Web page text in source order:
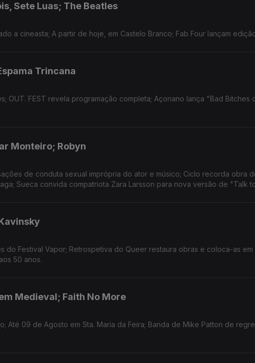
Sete Luas; The Beatles
a cineasta; A partir de hoje, em Castelo Branco; Fab Four lançam
Trincana
OUT. FEST revela programação completa; Açoriano lança "Bad Bitches
Monteiro; Robyn
de conduta sexual imprópria do ator e músico; Ciclo recorda obra
Sueca convida compatriota Zara Larsson para nova versão de "Talk
do Festival Vapor; Retrospetiva do Queer restaura obras e coloca-as em
50 anos.
Medieval; Faith No More
Até 09 de Agosto em Sta. Maria da Feira; Banda de Mike Patton de